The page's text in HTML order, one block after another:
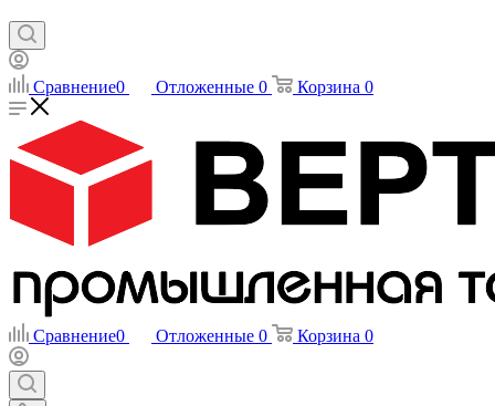
Сравнение0 Отложенные 0 Корзина 0
Сравнение0 Отложенные 0 Корзина 0